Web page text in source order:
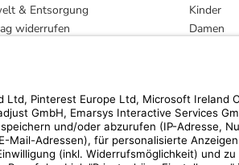
& Entsorgung
widerrufen
Kinder
Damen
Marken